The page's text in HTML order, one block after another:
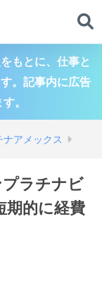
もとに、仕事と
。記事内に広告
。
ナアメックス
ラチナビ
期的に経費